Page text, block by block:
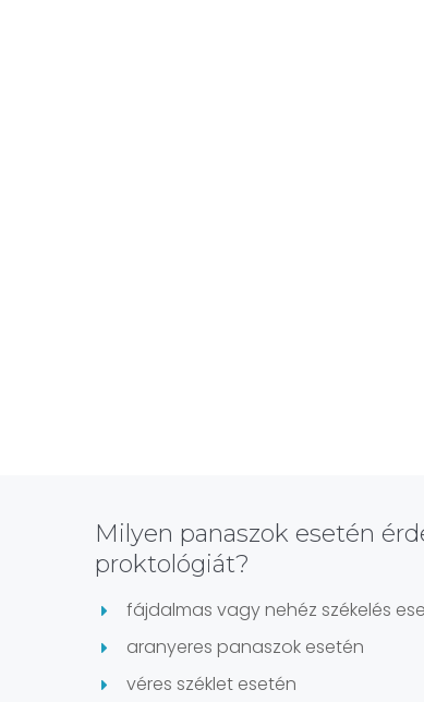
Milyen panaszok esetén
proktológiát?
fájdalmas vagy nehéz székelés
aranyeres panaszok esetén
véres széklet esetén